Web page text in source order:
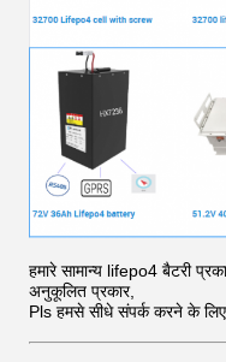
हमारे सामान्य lifepo4 बैटरी
अनुकूलित प्रकार,
Pls हमसे सीधे संपर्क करने के